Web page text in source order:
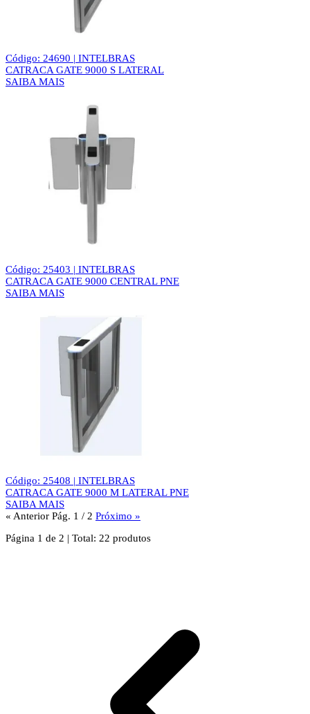
Código: 24690 | INTELBRAS
CATRACA GATE 9000 S LATERAL
SAIBA MAIS
Código: 25403 | INTELBRAS
CATRACA GATE 9000 CENTRAL PNE
SAIBA MAIS
Código: 25408 | INTELBRAS
CATRACA GATE 9000 M LATERAL PNE
SAIBA MAIS
« Anterior Pág. 1 / 2 Próximo »
Página 1 de 2 | Total: 22 produtos